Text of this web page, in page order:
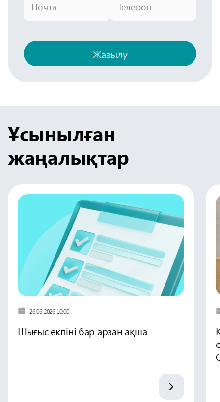
Почта Телефон
Жазылу
Ұсынылған
жаңалықтар
26.06.2026 10:00
Шығыс екпіні бар арзан ақша